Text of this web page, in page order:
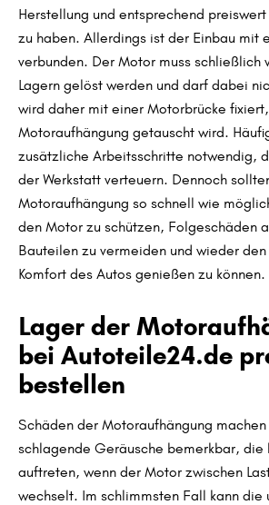
Herstellung und entsprechend
zu haben. Allerdings ist der Einbau mit
verbunden. Der Motor muss schließlich
Lagern gelöst werden und darf dabei
wird daher mit einer Motorbrücke
Motoraufhängung getauscht wird.
zusätzliche Arbeitsschritte notwendig,
der Werkstatt verteuern. Dennoch
Motoraufhängung so schnell wie
den Motor zu schützen, Folgeschäden
Bauteilen zu vermeiden und wieder
Komfort des Autos genießen zu können.
Lager der
bei Autoteile24.de
bestellen
Schäden der Motoraufhängung
schlagende Geräusche bemerkbar, die
auftreten, wenn der Motor zwischen
wechselt. Im schlimmsten Fall kann die